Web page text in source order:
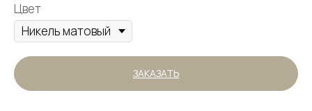
Цвет
ЗАКАЗАТЬ